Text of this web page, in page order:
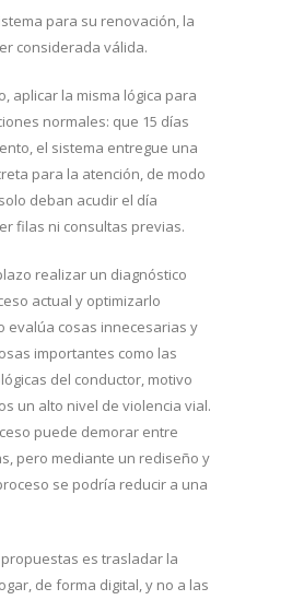
para su renovación, la
considerada válida.
aplicar la misma lógica para
normales: que 15 días
el sistema entregue una
para la atención, de modo
deban acudir el día
filas ni consultas previas.
realizar un diagnóstico
actual y optimizarlo
evalúa cosas innecesarias y
importantes como las
del conductor, motivo
un alto nivel de violencia vial.
puede demorar entre
pero mediante un rediseño y
se podría reducir a una
es trasladar la
de forma digital, y no a las